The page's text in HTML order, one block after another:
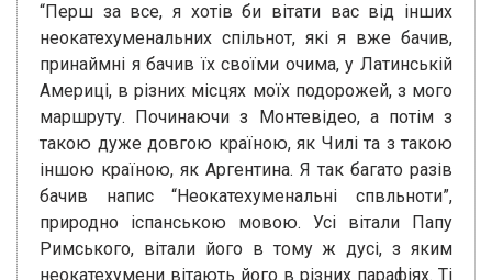
“Перш за все, я хотів би вітати вас від інших
неокатехуменальних спільнот, які я вже бачив,
принаймні я бачив їх своїми очима, у Латинській
Америці, в різних місцях моїх подорожей, з мого
маршруту. Починаючи з Монтевідео, а потім з
такою дуже довгою країною, як Чилі та з такою
іншою країною, як Аргентина. Я так багато разів
бачив напис “Неокатехуменальні спвльноти”,
природно іспанською мовою. Усі вітали Папу
Римського, вітали його в тому ж дусі, з яким
неокатехумени вітають його в різних парафіях. Ті